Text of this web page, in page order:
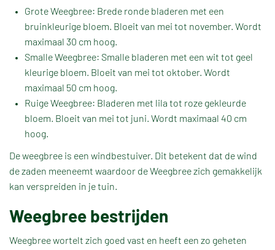
Grote Weegbree: Brede ronde bladeren met een
bruinkleurige bloem. Bloeit van mei tot november. Wordt
maximaal 30 cm hoog.
Smalle Weegbree: Smalle bladeren met een wit tot geel
kleurige bloem. Bloeit van mei tot oktober. Wordt
maximaal 50 cm hoog.
Ruige Weegbree: Bladeren met lila tot roze gekleurde
bloem. Bloeit van mei tot juni. Wordt maximaal 40 cm
hoog.
De weegbree is een windbestuiver. Dit betekent dat de wind
de zaden meeneemt waardoor de Weegbree zich gemakkelijk
kan verspreiden in je tuin.
Weegbree bestrijden
Weegbree wortelt zich goed vast en heeft een zo geheten